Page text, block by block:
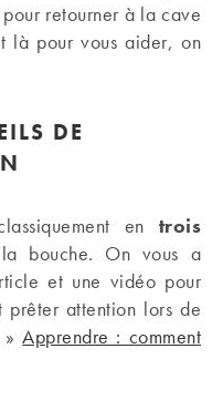
retourner à la cave
là pour vous aider, on
DE
en trois
bouche. On vous a
et une vidéo pour
attention lors de
»Apprendre : comment